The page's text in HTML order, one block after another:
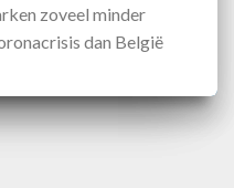
zoveel minder
dan België